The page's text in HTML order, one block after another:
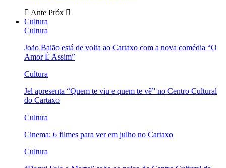
Ante Próx
Cultura
Cultura
João Baião está de volta ao Cartaxo com a nova comédia “O
Amor É Assim”
Cultura
Jel apresenta “Quem te viu e quem te vê” no Centro Cultural
do Cartaxo
Cultura
Cinema: 6 filmes para ver em julho no Cartaxo
Cultura